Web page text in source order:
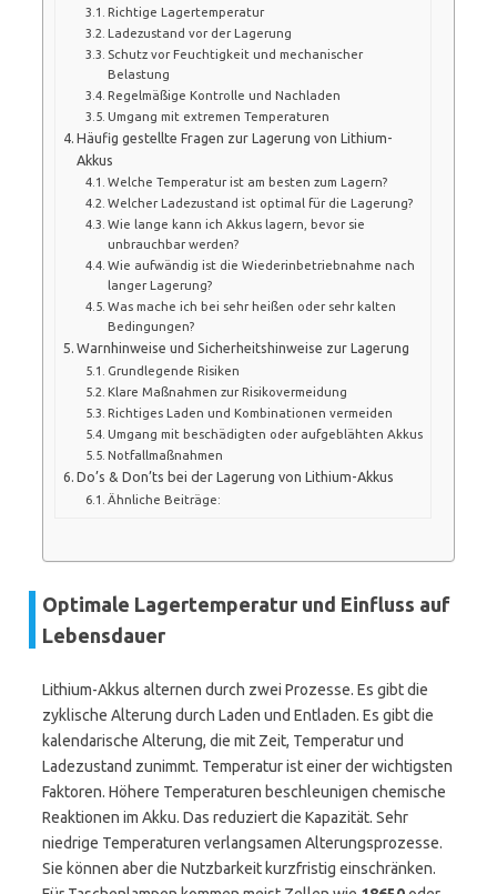
Richtige Lagertemperatur
Ladezustand vor der Lagerung
Schutz vor Feuchtigkeit und mechanischer
Belastung
Regelmäßige Kontrolle und Nachladen
Umgang mit extremen Temperaturen
Häufig gestellte Fragen zur Lagerung von Lithium-
Akkus
Welche Temperatur ist am besten zum Lagern?
Welcher Ladezustand ist optimal für die Lagerung?
Wie lange kann ich Akkus lagern, bevor sie
unbrauchbar werden?
Wie aufwändig ist die Wiederinbetriebnahme nach
langer Lagerung?
Was mache ich bei sehr heißen oder sehr kalten
Bedingungen?
Warnhinweise und Sicherheitshinweise zur Lagerung
Grundlegende Risiken
Klare Maßnahmen zur Risikovermeidung
Richtiges Laden und Kombinationen vermeiden
Umgang mit beschädigten oder aufgeblähten Akkus
Notfallmaßnahmen
Do’s & Don’ts bei der Lagerung von Lithium-Akkus
Ähnliche Beiträge:
Optimale Lagertemperatur und Einfluss auf
Lebensdauer
Lithium-Akkus alternen durch zwei Prozesse. Es gibt die
zyklische Alterung durch Laden und Entladen. Es gibt die
kalendarische Alterung, die mit Zeit, Temperatur und
Ladezustand zunimmt. Temperatur ist einer der wichtigsten
Faktoren. Höhere Temperaturen beschleunigen chemische
Reaktionen im Akku. Das reduziert die Kapazität. Sehr
niedrige Temperaturen verlangsamen Alterungsprozesse.
Sie können aber die Nutzbarkeit kurzfristig einschränken.